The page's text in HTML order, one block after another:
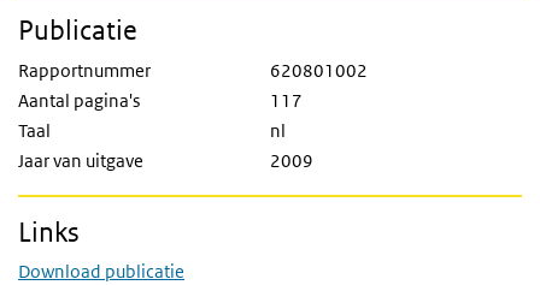
Publicatie
Rapportnummer
620801002
Aantal pagina's
117
Taal
nl
Jaar van uitgave
2009
Links
Download publicatie